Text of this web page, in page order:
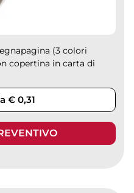
(3 colori
copertina in carta di
€ 0,31